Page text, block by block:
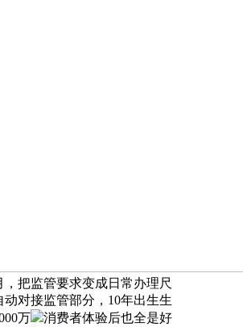
，把监管要求变成日常办理尺
动对接监管部分，10年出生生
万
消费者体验后也全是好